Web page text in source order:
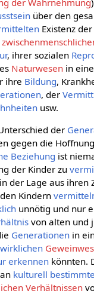
der Wahrnehmung
über den
Existenz der
, ihrer sozialen
Naturwesenin
ihre Bildung,
, der
usw.
der
gegen die
Beziehung ist
der Kinder zu
der Lage aus ihren
Kindern
unnötig und nur
von alten und
Generationenin
wirklichen
erkennenkönnten.
an kulturell
Verhältnissen